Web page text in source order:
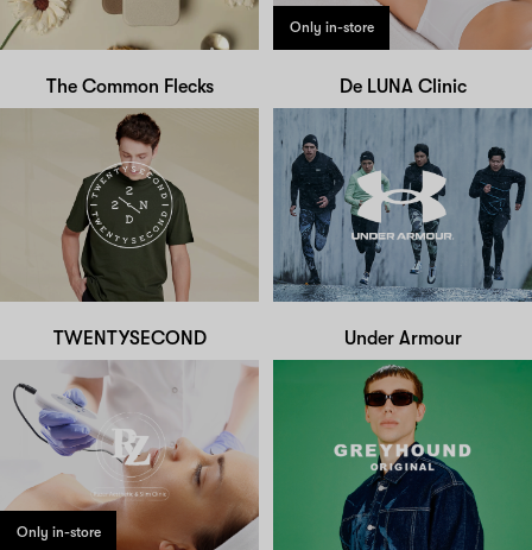
The Common Flecks
Only in-store
De LUNA Clinic
TWENTYSECOND Under Armour
Only in-store